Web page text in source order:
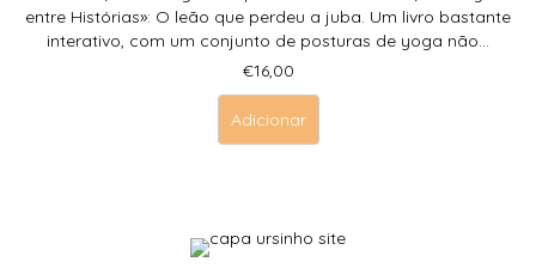
entre Histórias»: O leão que perdeu a juba. Um livro bastante
interativo, com um conjunto de posturas de yoga não...
€16,00
Adicionar